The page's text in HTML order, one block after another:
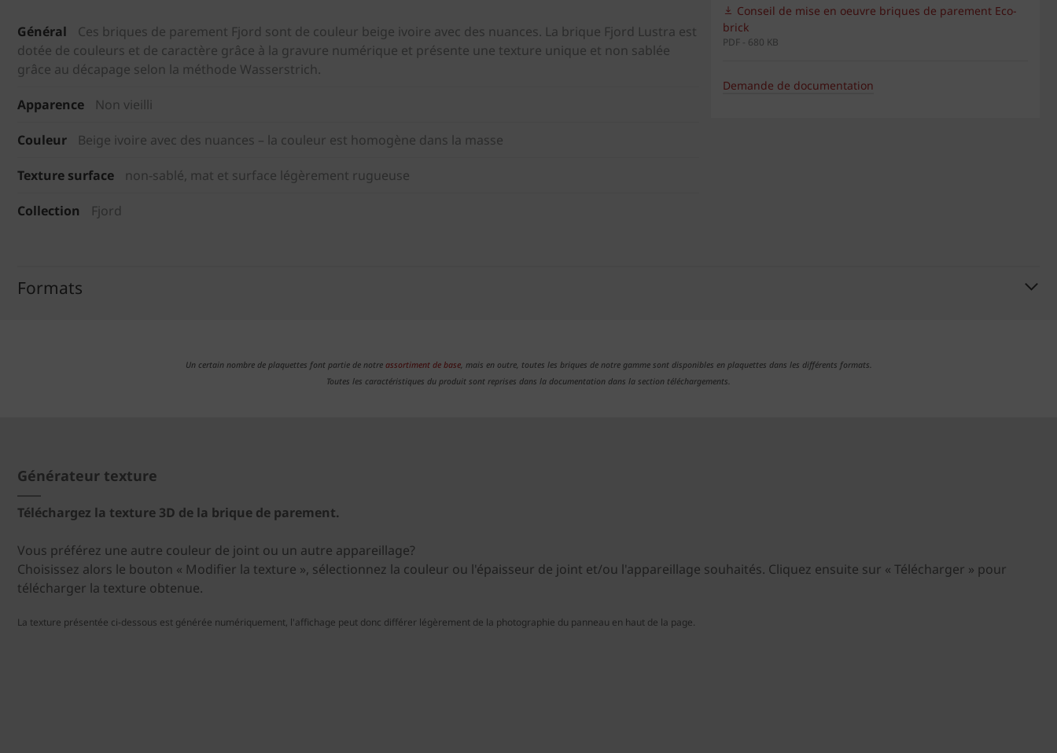
Général
Ces briques de parement Fjord sont de couleur beige ivoire avec des nuances. La brique Fjord Lustra est
dotée de couleurs et de caractère grâce à la gravure numérique et présente une texture unique et non sablée
grâce au décapage selon la méthode Wasserstrich.
Apparence Non vieilli
Couleur Beige ivoire avec des nuances – la couleur est homogène dans la masse
Texture surface non-sablé, mat et surface légèrement rugueuse
Collection Fjord
Conseil de mise en oeuvre briques de parement Eco-
brick
PDF - 680 KB
Demande de documentation
Formats
Un certain nombre de plaquettes font partie de notre assortiment de base, mais en outre, toutes les briques de notre gamme sont disponibles en plaquettes dans les différents formats.
Toutes les caractéristiques du produit sont reprises dans la documentation dans la section téléchargements.
Générateur texture
Téléchargez la texture 3D de la brique de parement.
Vous préférez une autre couleur de joint ou un autre appareillage?
Choisissez alors le bouton « Modifier la texture », sélectionnez la couleur ou l'épaisseur de joint et/ou l'appareillage souhaités. Cliquez ensuite sur « Télécharger » pour
télécharger la texture obtenue.
La texture présentée ci-dessous est générée numériquement, l'affichage peut donc différer légèrement de la photographie du panneau en haut de la page.